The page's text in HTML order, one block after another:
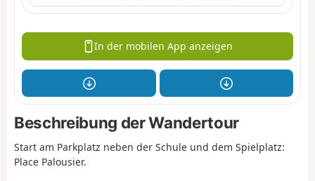
In der mobilen App anzeigen
Beschreibung der Wandertour
Start am Parkplatz neben der Schule und dem Spielplatz:
Place Palousier.